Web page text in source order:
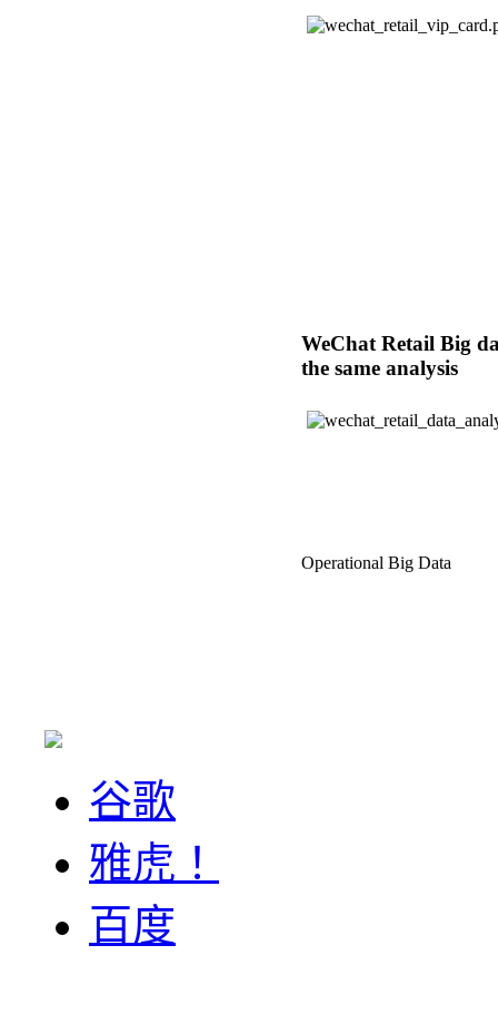
WeChat Retail Big
the same analysis
Operational Big Data
谷歌
雅虎！
百度